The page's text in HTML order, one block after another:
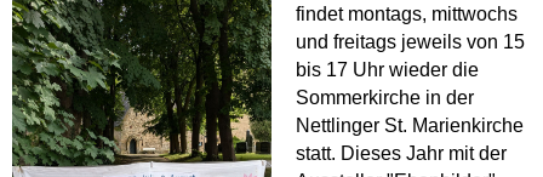
findet montags, mittwochs
und freitags jeweils von 15
bis 17 Uhr wieder die
Sommerkirche in der
Nettlinger St. Marienkirche
statt. Dieses Jahr mit der